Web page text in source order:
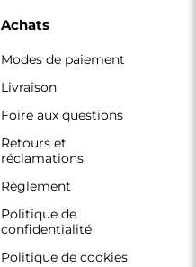
Achats
Modes de paiement
Livraison
Foire aux questions
Retours et
réclamations
Règlement
Politique de
confidentialité
Politique de cookies